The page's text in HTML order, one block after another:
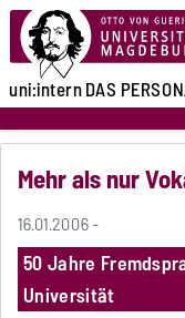
uni:internDAS
Mehr als nur
16.01.2006 -
50 Jahre
Universität